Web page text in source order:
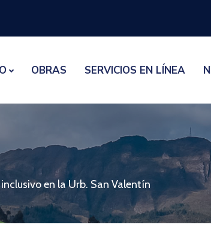
OBRAS SERVICIOS EN LÍNEA
en la Urb. San Valentín